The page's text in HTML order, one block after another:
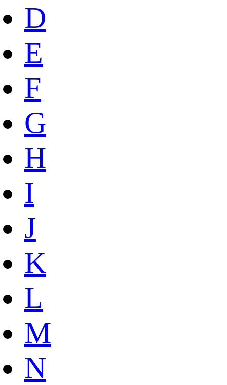
D
E
F
G
H
I
J
K
L
M
N